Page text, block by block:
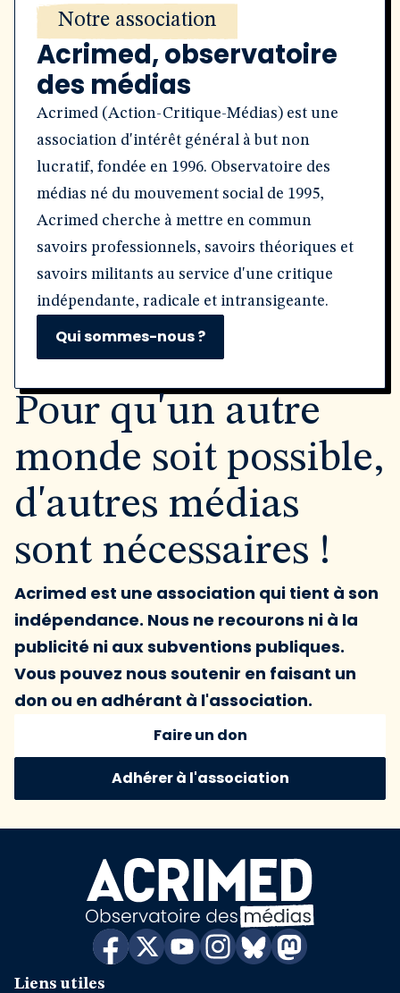
Notre association
Acrimed, observatoire
des médias
Acrimed (Action-Critique-Médias) est une
association d'intérêt général à but non
lucratif, fondée en 1996. Observatoire des
médias né du mouvement social de 1995,
Acrimed cherche à mettre en commun
savoirs professionnels, savoirs théoriques et
savoirs militants au service d'une critique
indépendante, radicale et intransigeante.
Qui sommes-nous ?
Pour qu'un autre
monde soit possible,
d'autres médias
sont nécessaires !
Acrimed est une association qui tient à son
indépendance. Nous ne recourons ni à la
publicité ni aux subventions publiques.
Vous pouvez nous soutenir en faisant un
don ou en adhérant à l'association.
Faire un don
Adhérer à l'association
Liens utiles